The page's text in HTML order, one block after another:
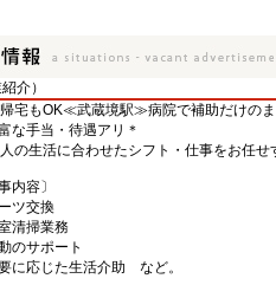
介）
宅もOK≪武蔵境駅≫病院で補助だけの
な手当・待遇アリ＊
の生活に合わせたシフト・仕事をお任せ
内容〕
ツ交換
清掃業務
のサポート
に応じた生活介助 など。